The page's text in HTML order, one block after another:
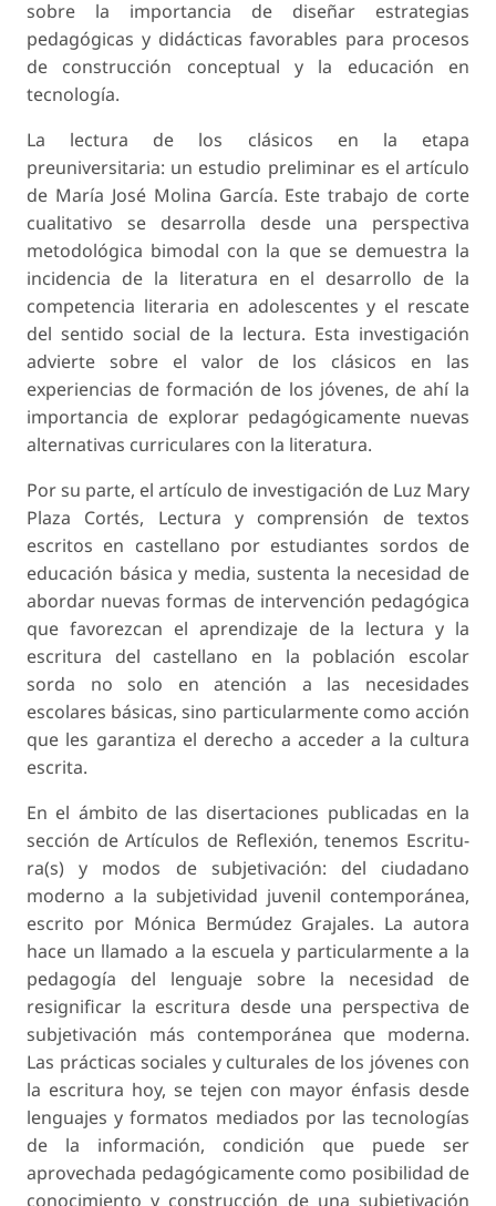
sobre la importancia de diseñar estrategias
pedagógicas y didácticas favorables para procesos
de construcción conceptual y la educación en
tecnología.
La lectura de los clásicos en la etapa
preuniversitaria: un estudio preliminar es el artículo
de María José Molina García. Este trabajo de corte
cualitativo se desarrolla desde una perspectiva
metodológica bimodal con la que se demuestra la
incidencia de la literatura en el desarrollo de la
competencia literaria en adolescentes y el rescate
del sentido social de la lectura. Esta investigación
advierte sobre el valor de los clásicos en las
experiencias de formación de los jóvenes, de ahí la
importancia de explorar pedagógicamente nuevas
alternativas curriculares con la literatura.
Por su parte, el artículo de investigación de Luz Mary
Plaza Cortés, Lectura y comprensión de textos
escritos en castellano por estudiantes sordos de
educación básica y media, sustenta la necesidad de
abordar nuevas formas de intervención pedagógica
que favorezcan el aprendizaje de la lectura y la
escritura del castellano en la población escolar
sorda no solo en atención a las necesidades
escolares básicas, sino particularmente como acción
que les garantiza el derecho a acceder a la cultura
escrita.
En el ámbito de las disertaciones publicadas en la
sección de Artículos de Reflexión, tenemos Escritu-
ra(s) y modos de subjetivación: del ciudadano
moderno a la subjetividad juvenil contemporánea,
escrito por Mónica Bermúdez Grajales. La autora
hace un llamado a la escuela y particularmente a la
pedagogía del lenguaje sobre la necesidad de
resignificar la escritura desde una perspectiva de
subjetivación más contemporánea que moderna.
Las prácticas sociales y culturales de los jóvenes con
la escritura hoy, se tejen con mayor énfasis desde
lenguajes y formatos mediados por las tecnologías
de la información, condición que puede ser
aprovechada pedagógicamente como posibilidad de
conocimiento y construcción de una subjetivación